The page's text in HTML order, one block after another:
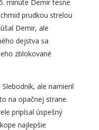
minúte Demir tesne
prudkou strelou
Demir, ale
dejstva sa
zblokované
ale namieril
na opačnej strane
pripísal úspešný
najlepšie